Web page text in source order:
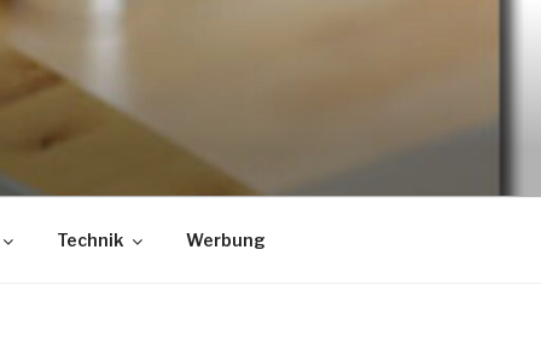
Technik Werbung